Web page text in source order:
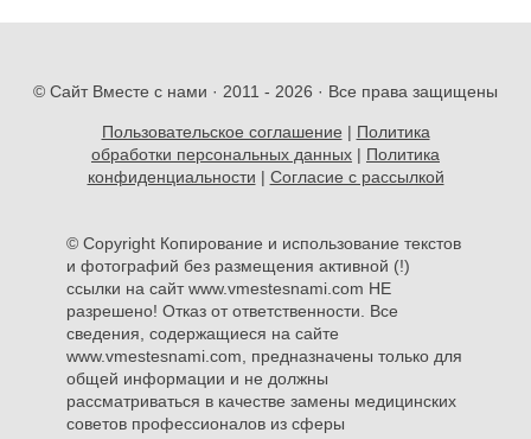
© Сайт Вместе с нами · 2011 - 2026 · Все права защищены
Пользовательское соглашение | Политика
обработки персональных данных | Политика
конфиденциальности | Согласие с рассылкой
© Copyright Копирование и использование текстов
и фотографий без размещения активной (!)
ссылки на сайт www.vmestesnami.com НЕ
разрешено! Отказ от ответственности. Все
сведения, содержащиеся на сайте
www.vmestesnami.com, предназначены только для
общей информации и не должны
рассматриваться в качестве замены медицинских
советов профессионалов из сферы